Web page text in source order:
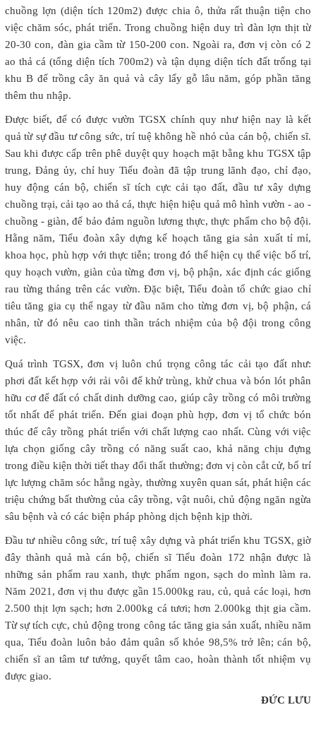
chuồng lợn (diện tích 120m2) được chia ô, thửa rất thuận tiện cho
việc chăm sóc, phát triển. Trong chuồng hiện duy trì đàn lợn thịt từ
20-30 con, đàn gia cầm từ 150-200 con. Ngoài ra, đơn vị còn có 2
ao thả cá (tổng diện tích 700m2) và tận dụng diện tích đất trống tại
khu B để trồng cây ăn quả và cây lấy gỗ lâu năm, góp phần tăng
thêm thu nhập.
Được biết, để có được vườn TGSX chính quy như hiện nay là kết
quả từ sự đầu tư công sức, trí tuệ không hề nhỏ của cán bộ, chiến sĩ.
Sau khi được cấp trên phê duyệt quy hoạch mặt bằng khu TGSX tập
trung, Đảng ủy, chỉ huy Tiểu đoàn đã tập trung lãnh đạo, chỉ đạo,
huy động cán bộ, chiến sĩ tích cực cải tạo đất, đầu tư xây dựng
chuồng trại, cải tạo ao thả cá, thực hiện hiệu quả mô hình vườn - ao -
chuồng - giàn, để bảo đảm nguồn lương thực, thực phẩm cho bộ đội.
Hằng năm, Tiểu đoàn xây dựng kế hoạch tăng gia sản xuất tỉ mỉ,
khoa học, phù hợp với thực tiễn; trong đó thể hiện cụ thể việc bố trí,
quy hoạch vườn, giàn của từng đơn vị, bộ phận, xác định các giống
rau từng tháng trên các vườn. Đặc biệt, Tiểu đoàn tổ chức giao chỉ
tiêu tăng gia cụ thể ngay từ đầu năm cho từng đơn vị, bộ phận, cá
nhân, từ đó nêu cao tinh thần trách nhiệm của bộ đội trong công
việc.
Quá trình TGSX, đơn vị luôn chú trọng công tác cải tạo đất như:
phơi đất kết hợp với rải vôi để khử trùng, khử chua và bón lót phân
hữu cơ để đất có chất dinh dưỡng cao, giúp cây trồng có môi trường
tốt nhất để phát triển. Đến giai đoạn phù hợp, đơn vị tổ chức bón
thúc để cây trồng phát triển với chất lượng cao nhất. Cùng với việc
lựa chọn giống cây trồng có năng suất cao, khả năng chịu đựng
trong điều kiện thời tiết thay đổi thất thường; đơn vị còn cắt cử, bố trí
lực lượng chăm sóc hằng ngày, thường xuyên quan sát, phát hiện các
triệu chứng bất thường của cây trồng, vật nuôi, chủ động ngăn ngừa
sâu bệnh và có các biện pháp phòng dịch bệnh kịp thời.
Đầu tư nhiều công sức, trí tuệ xây dựng và phát triển khu TGSX, giờ
đây thành quả mà cán bộ, chiến sĩ Tiểu đoàn 172 nhận được là
những sản phẩm rau xanh, thực phẩm ngon, sạch do mình làm ra.
Năm 2021, đơn vị thu được gần 15.000kg rau, củ, quả các loại, hơn
2.500 thịt lợn sạch; hơn 2.000kg cá tươi; hơn 2.000kg thịt gia cầm.
Từ sự tích cực, chủ động trong công tác tăng gia sản xuất, nhiều năm
qua, Tiểu đoàn luôn bảo đảm quân số khỏe 98,5% trở lên; cán bộ,
chiến sĩ an tâm tư tưởng, quyết tâm cao, hoàn thành tốt nhiệm vụ
được giao.
ĐỨC LƯU